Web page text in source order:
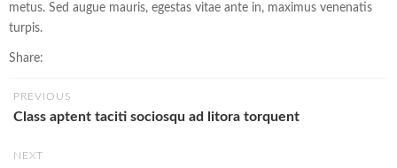
metus. Sed augue mauris, egestas vitae ante in, maximus venenatis
turpis.
Share:
PREVIOUS
Class aptent taciti sociosqu ad litora torquent
NEXT